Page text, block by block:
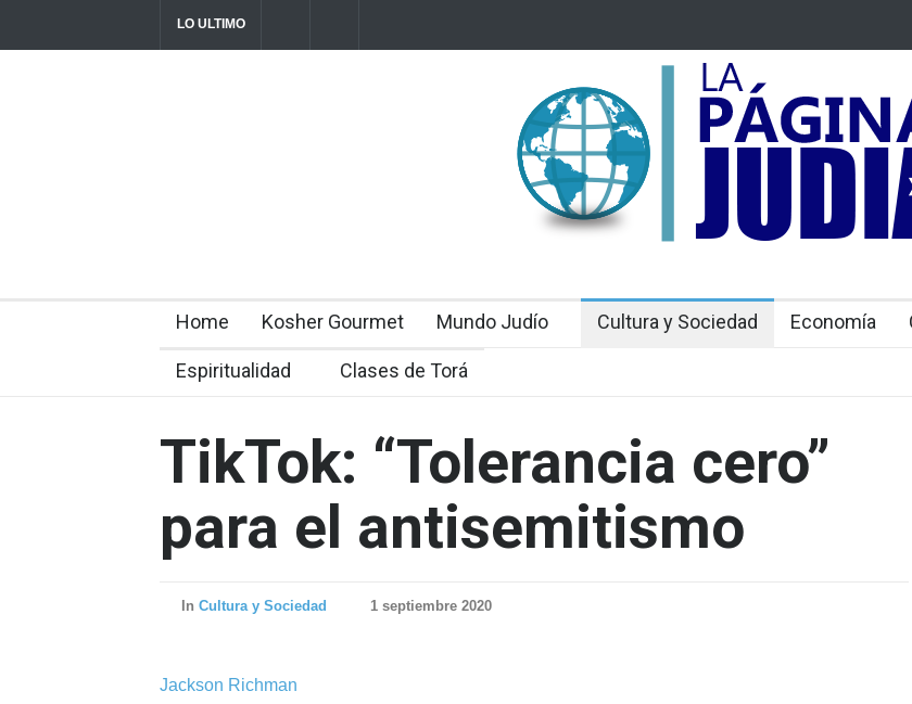
LO ULTIMO
Crisis en el Mossad: Altos funcionarios arremeten contra el
director Roman Gofman por la reorganización de Irán
toda
Home Kosher Gourmet Mundo Judío Cultura y Sociedad Economía
Espiritualidad Clases de Torá
TikTok: “Tolerancia cero”
para el antisemitismo
In Cultura y Sociedad 1 septiembre 2020
Jackson Richman